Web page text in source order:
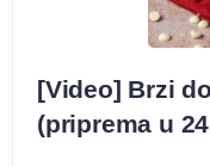
[Video] Brzi
(priprema u